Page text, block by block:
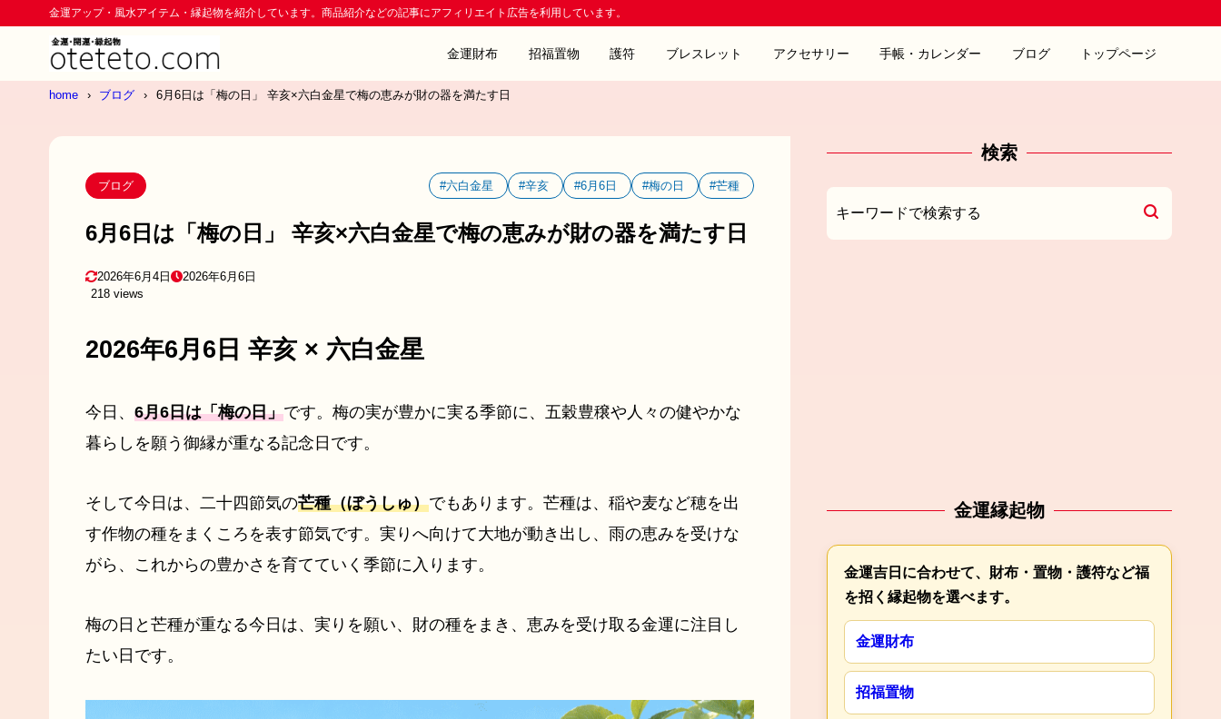
金運アップ・風水アイテム・縁起物を紹介しています。商品紹介などの記事にアフィリエイト広告を利用しています。
金運財布 招福置物 護符 ブレスレット アクセサリー 手帳・カレンダー ブログ トップページ
home ブログ 6月6日は「梅の日」 辛亥×六白金星で梅の恵みが財の器を満たす日
ブログ #六白金星 #辛亥 #6月6日 #梅の日 #芒種
6月6日は「梅の日」 辛亥×六白金星で梅の恵みが財の器を満たす日
2026年6月4日
2026年6月6日
218 views
2026年6月6日 辛亥 × 六白金星
今日、 6月6日は「梅の日」です。梅の実が豊かに実る季節に、五穀豊穣や人々の健やかな
暮らしを願う御縁が重なる記念日です。
そして今日は、二十四節気の芒種（ぼうしゅ）でもあります。芒種は、稲や麦など穂を出
す作物の種をまくころを表す節気です。実りへ向けて大地が動き出し、雨の恵みを受けな
がら、これからの豊かさを育てていく季節に入ります。
梅の日と芒種が重なる今日は、実りを願い、財の種をまき、恵みを受け取る金運に注目し
たい日です。
検索
金運縁起物
金運吉日に合わせて、財布・置物・護符など福
を招く縁起物を選べます。
金運財布
招福置物